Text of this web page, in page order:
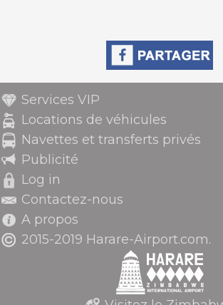
Services VIP
Locations de véhicules
Navettes et transferts privés
Publicité
Log in
Contactez-nous
A propos
2015-2019 Harare-Airport.com.